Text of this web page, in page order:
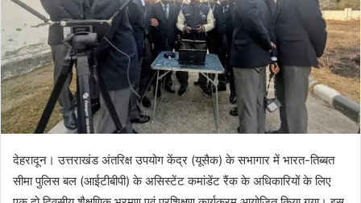
e
m
a
देहरादून। उत्तराखंड अंतरिक्ष उपयोग केंद्र (यूसैक) के सभागार में भारत-तिब्बत
सीमा पुलिस बल (आईटीबीपी) के असिस्टेंट कमांडेंट रैंक के अधिकारियों के लिए